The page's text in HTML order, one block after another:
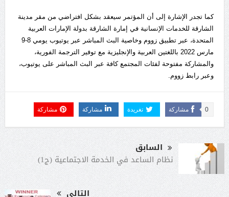
كما تجدر الإشارة إلى أن المؤتمر سيعقد بشكل افتراضي من مقر مدينة
الشارقة للخدمات الإنسانية في إمارة الشارقة بدولة الإمارات العربية
المتحدة، عبر تطبيق زووم وخاصية البث المباشر عبر يوتيوب يومي 8-9
مارس 2022 باللغتين العربية والإنجليزية مع توفير الترجمة الفورية،
والمشاركة مفتوحة لفئات المجتمع كافة عبر البث المباشر على يوتيوب،
وعبر رابط زووم.
مشاركة 0 تغريدة مشاركة مشاركة
السابق
نظام الساعد في الخدمة الاجتماعية (ج1)
التالى